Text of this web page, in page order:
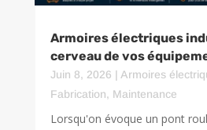
Armoires électriques
cerveau de vos
Juin 8, 2026 | Armoires
Fabrication, Maintenance
Lorsqu'on évoque un pont